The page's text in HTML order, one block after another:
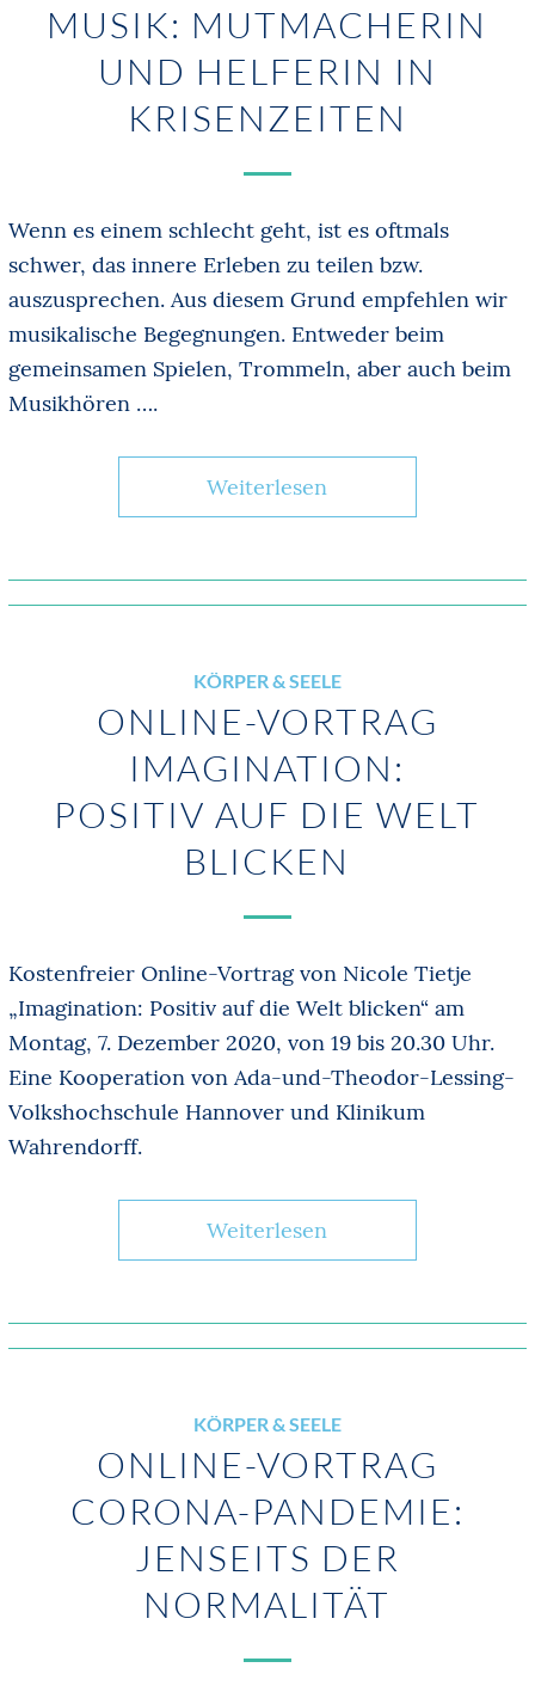
MUSIK: MUTMACHERIN
UND HELFERIN IN
KRISENZEITEN
Wenn es einem schlecht geht, ist es oftmals
schwer, das innere Erleben zu teilen bzw.
auszusprechen. Aus diesem Grund empfehlen wir
musikalische Begegnungen. Entweder beim
gemeinsamen Spielen, Trommeln, aber auch beim
Musikhören ….
Weiterlesen
KÖRPER & SEELE
ONLINE-VORTRAG
IMAGINATION:
POSITIV AUF DIE WELT
BLICKEN
Kostenfreier Online-Vortrag von Nicole Tietje
„Imagination: Positiv auf die Welt blicken“ am
Montag, 7. Dezember 2020, von 19 bis 20.30 Uhr.
Eine Kooperation von Ada-und-Theodor-Lessing-
Volkshochschule Hannover und Klinikum
Wahrendorff.
Weiterlesen
KÖRPER & SEELE
ONLINE-VORTRAG
CORONA-PANDEMIE:
JENSEITS DER
NORMALITÄT